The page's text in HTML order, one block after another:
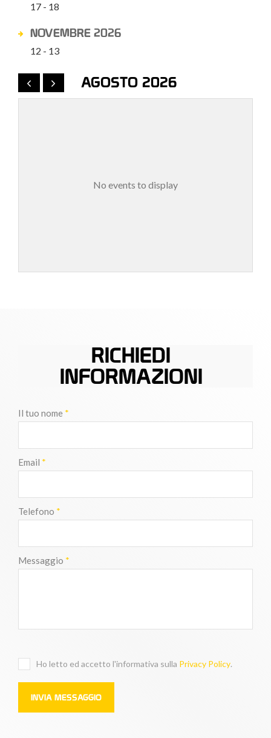
17 - 18
NOVEMBRE 2026
12 - 13
AGOSTO 2026
No events to display
RICHIEDI
INFORMAZIONI
Il tuo nome *
Email *
Telefono *
Messaggio *
Ho letto ed accetto l'informativa sulla Privacy Policy.